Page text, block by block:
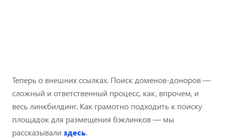
Теперь о внешних ссылках. Поиск доменов-доноров —
сложный и ответственный процесс, как, впрочем, и
весь линкбилдинг. Как грамотно подходить к поиску
площадок для размещения бэклинков — мы
рассказывали здесь.